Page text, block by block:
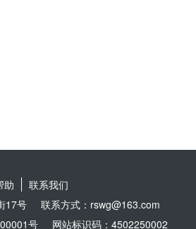
助
联系我们
17号
联系方式：rswg@163.com
号 网站标识码：4502250002